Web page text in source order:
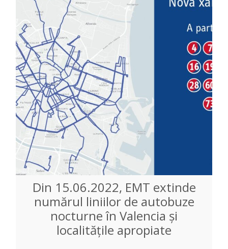
Din 15.06.2022, EMT extinde
numărul liniilor de autobuze
nocturne în Valencia și
localitățile apropiate